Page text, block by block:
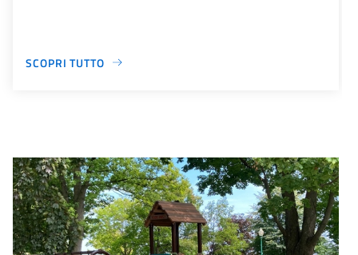
SCOPRI TUTTO